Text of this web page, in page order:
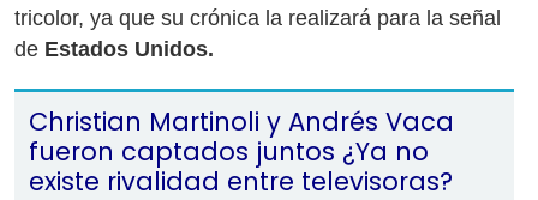
tricolor, ya que su crónica la realizará para la señal
de Estados Unidos.
Christian Martinoli y Andrés Vaca
fueron captados juntos ¿Ya no
existe rivalidad entre televisoras?